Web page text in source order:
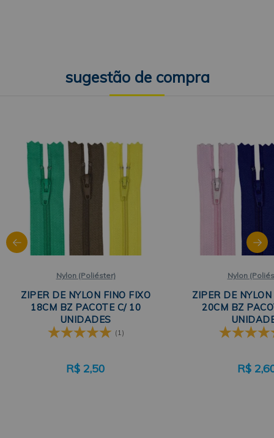
Nylon (Poliéster)
ZIPER DE NYLON FINO FIXO
18CM BZ PACOTE C/ 10
UNIDADES
(1)
R$ 2,50
Nylon
ZIPER DE
20CM BZ
R$